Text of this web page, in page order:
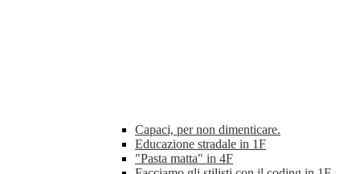
Capaci, per non dimenticare.
Educazione stradale in 1F
"Pasta matta" in 4F